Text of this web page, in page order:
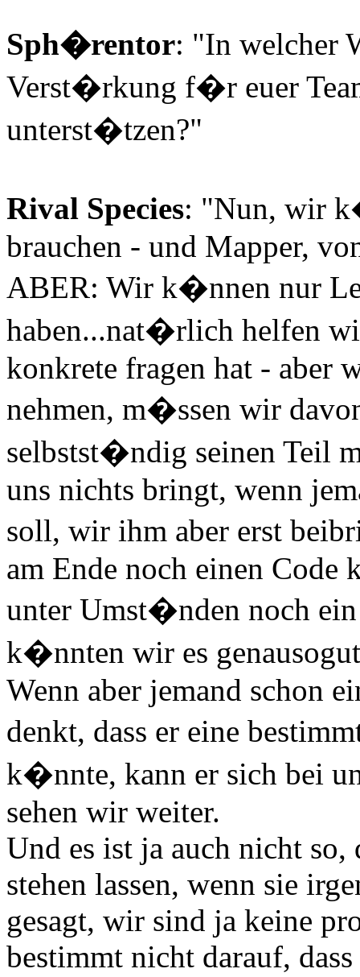
Sph�rentor: "In welcher
Verst�rkung f�r euer
unterst�tzen?"
Rival Species: "Nun, wir
brauchen - und Mapper,
ABER: Wir k�nnen nur
haben...nat�rlich helfen
konkrete fragen hat - aber
nehmen, m�ssen wir
selbstst�ndig seinen Teil
uns nichts bringt, wenn
soll, wir ihm aber erst
am Ende noch einen Code
unter Umst�nden noch
k�nnten wir es
Wenn aber jemand schon
denkt, dass er eine
k�nnte, kann er sich bei
sehen wir weiter.
Und es ist ja auch nicht so,
stehen lassen, wenn sie
gesagt, wir sind ja keine
bestimmt nicht darauf,